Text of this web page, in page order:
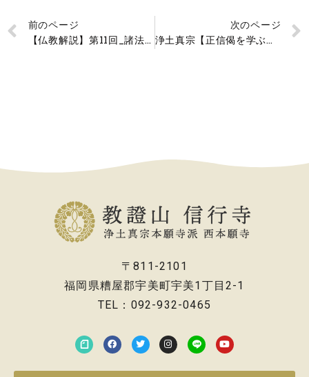
前のページ
【仏教解説】第11回_諸法無我②
次のページ
浄土真宗【正信偈を学ぶ】第24回_不断光_常に照らす光
〒811-2101
福岡県糟屋郡宇美町宇美1丁目2-1
TEL：092-932-0465